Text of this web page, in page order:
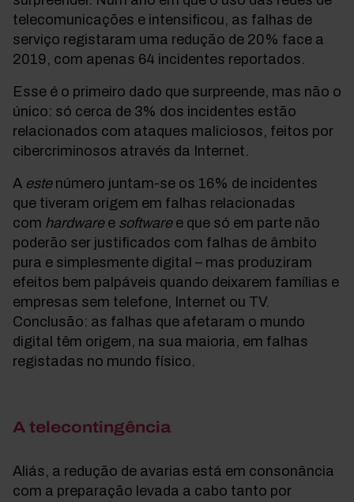
telecomunicações e intensificou, as falhas de
serviço registaram uma redução de 20% face a
2019, com apenas 64 incidentes reportados.
Esse é o primeiro dado que surpreende, mas não o
único: só cerca de 3% dos incidentes estão
relacionados com ataques maliciosos, feitos por
cibercriminosos através da Internet.
A estenúmero juntam-se os 16% de incidentes
que tiveram origem em falhas relacionadas
com hardwaree softwaree que só em parte não
poderão ser justificados com falhas de âmbito
pura e simplesmente digital – mas produziram
efeitos bem palpáveis quando deixarem famílias e
empresas sem telefone, Internet ou TV.
Conclusão: as falhas que afetaram o mundo
digital têm origem, na sua maioria, em falhas
registadas no mundo físico.
A telecontingência
Aliás, a redução de avarias está em consonância
com a preparação levada a cabo tanto por